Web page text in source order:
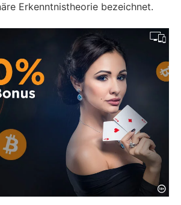
Erkenntnistheorie bezeichnet.